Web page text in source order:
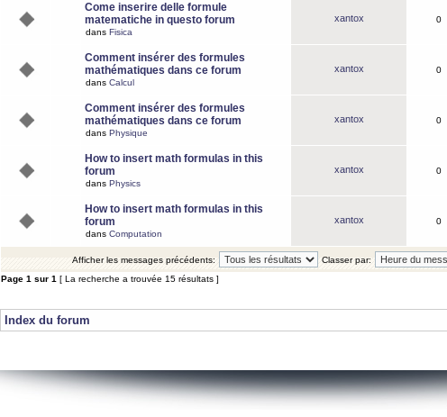
Come inserire delle formule
matematiche in questo forum
dans Fisica
xantox 0
Comment insérer des formules
mathématiques dans ce forum
dans Calcul
xantox 0
Comment insérer des formules
mathématiques dans ce forum
dans Physique
xantox 0
How to insert math formulas in this
forum
dans Physics
xantox 0
How to insert math formulas in this
forum
dans Computation
xantox 0
Afficher les messages précédents:
Classer par:
Page 1 sur 1 [ La recherche a trouvée 15 résultats ]
Index du forum